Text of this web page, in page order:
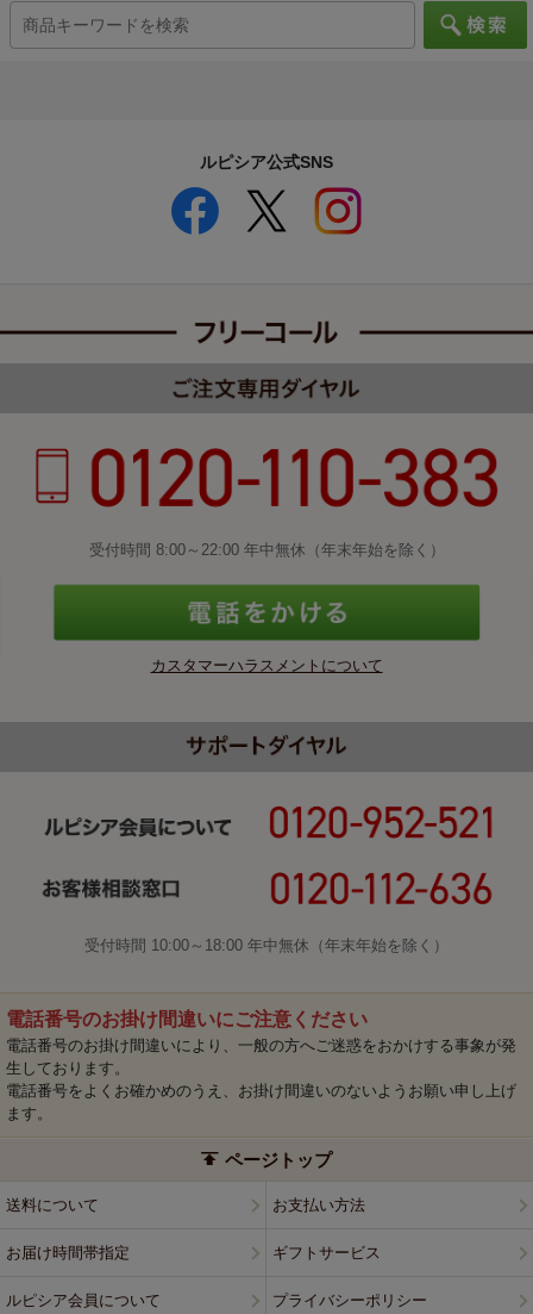
ルピシア公式SNS
受付時間 8:00～22:00 年中無休（年末年始を除く）
カスタマーハラスメントについて
受付時間 10:00～18:00 年中無休（年末年始を除く）
電話番号のお掛け間違いにご注意ください
電話番号のお掛け間違いにより、一般の方へご迷惑をおかけする事象が発
生しております。
電話番号をよくお確かめのうえ、お掛け間違いのないようお願い申し上げ
ます。
ページトップ
送料について お支払い方法
お届け時間帯指定 ギフトサービス
ルピシア会員について プライバシーポリシー